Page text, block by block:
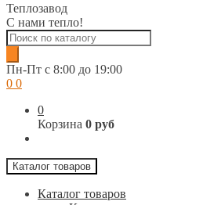
Теплозавод
С нами тепло!
Поиск
товаров
Пн-Пт c 8:00 до 19:00
0 0
0
Корзина 0 руб
Каталог товаров
Каталог товаров